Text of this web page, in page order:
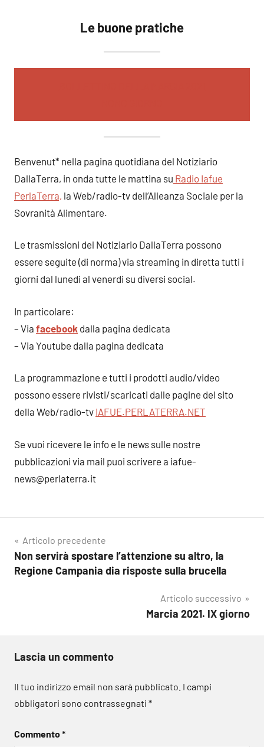
Le buone pratiche
Benvenut* nella pagina quotidiana del Notiziario
DallaTerra, in onda tutte le mattina su Radio Iafue
PerlaTerra, la Web/radio-tv dell’Alleanza Sociale per la
Sovranità Alimentare.
Le trasmissioni del Notiziario DallaTerra possono
essere seguite (di norma) via streaming in diretta tutti i
giorni dal lunedi al venerdi su diversi social.
In particolare:
– Via facebook dalla pagina dedicata
– Via Youtube dalla pagina dedicata
La programmazione e tutti i prodotti audio/video
possono essere rivisti/scaricati dalle pagine del sito
della Web/radio-tv IAFUE.PERLATERRA.NET
Se vuoi ricevere le info e le news sulle nostre
pubblicazioni via mail puoi scrivere a iafue-
news@perlaterra.it
Navigazione
articoli
Articolo precedente
Non servirà spostare l’attenzione su altro, la
Regione Campania dia risposte sulla brucella
Articolo successivo
Marcia 2021. IX giorno
Lascia un commento
Il tuo indirizzo email non sarà pubblicato. I campi
obbligatori sono contrassegnati *
Commento*